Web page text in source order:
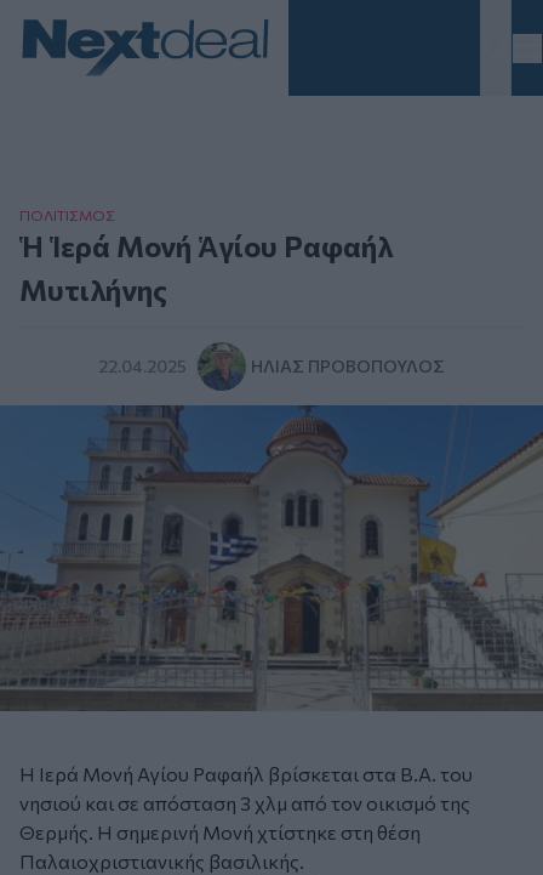
ΠΟΛΙΤΙΣΜΟΣ
Ἡ Ἱερά Μονή Ἁγίου Ραφαήλ
Μυτιλήνης
22.04.2025 ΗΛΊΑΣ ΠΡΟΒΌΠΟΥΛΟΣ
Η Ιερά Μονή Αγίου Ραφαήλ βρίσκεται στα Β.Α. του
νησιού και σε απόσταση 3 χλμ από τον οικισμό της
Θερμής. Η σημερινή Μονή χτίστηκε στη θέση
Παλαιοχριστιανικής βασιλικής.